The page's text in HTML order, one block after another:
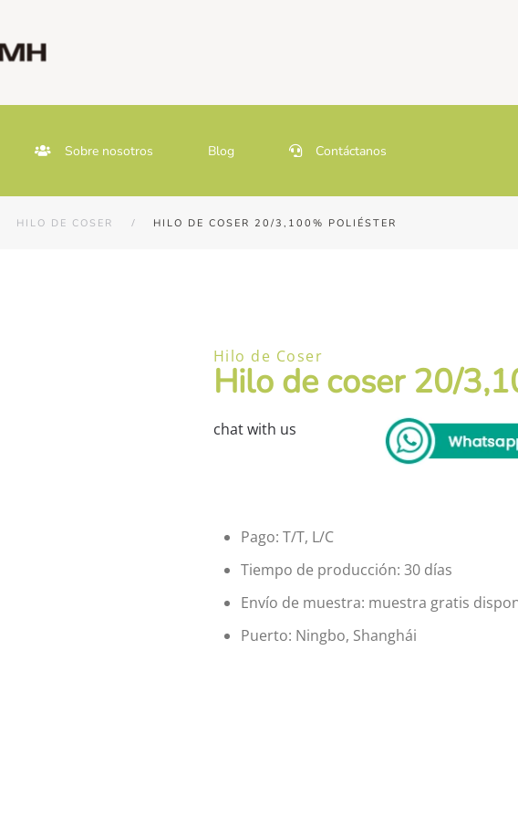
Sobre nosotros Blog Contáctanos
HILO DE COSER HILO DE COSER 20/3,100% POLIÉSTER
Hilo de Coser
Hilo de coser 20/
chat with us
Pago: T/T, L/C
Tiempo de producción: 30 días
Envío de muestra: muestra gratis
Puerto: Ningbo, Shanghái